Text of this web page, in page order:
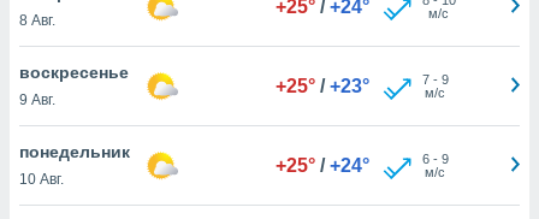
действия
рекламу
8 Авг.
+25° / +24°
м/с
воскресенье
9 Авг.
+25° / +23° 7- 9
м/с
понедельник
10 Авг.
+25° / +24° 6- 9
м/с